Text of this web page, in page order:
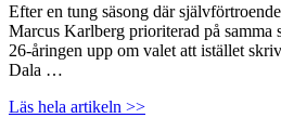
Efter en tung säsong där
Marcus Karlberg prioriterad på samma
26-åringen upp om valet att istället
Dala …
Läs hela artikeln >>